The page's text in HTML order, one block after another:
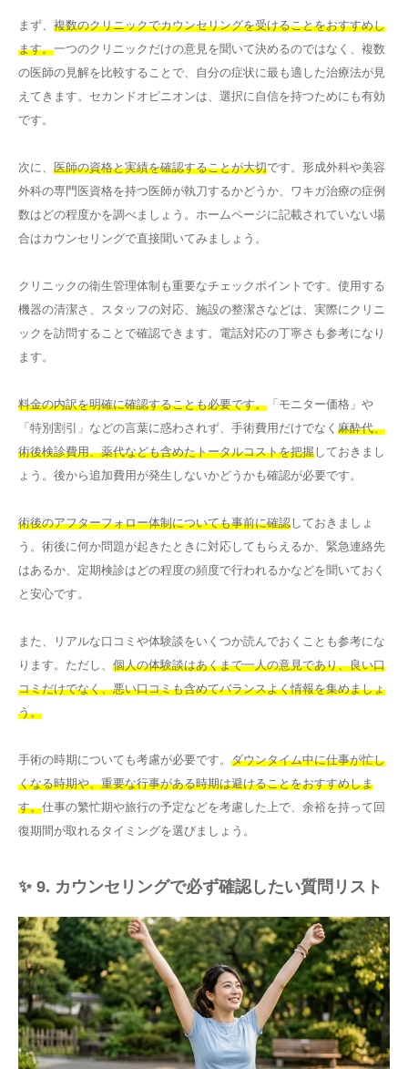
まず、 複数のクリニックでカウンセリングを受けることをおすすめし
ます。一つのクリニックだけの意見を聞いて決めるのではなく、複数
の医師の見解を比較することで、自分の症状に最も適した治療法が見
えてきます。セカンドオピニオンは、選択に自信を持つためにも有効
です。
次に、 医師の資格と実績を確認することが大切です。形成外科や美容
外科の専門医資格を持つ医師が執刀するかどうか、ワキガ治療の症例
数はどの程度かを調べましょう。ホームページに記載されていない場
合はカウンセリングで直接聞いてみましょう。
クリニックの衛生管理体制も重要なチェックポイントです。使用する
機器の清潔さ、スタッフの対応、施設の整潔さなどは、実際にクリニ
ックを訪問することで確認できます。電話対応の丁寧さも参考になり
ます。
料金の内訳を明確に確認することも必要です。 「モニター価格」や
「特別割引」などの言葉に惑わされず、手術費用だけでなく 麻酔代、
術後検診費用、薬代なども含めたトータルコストを把握 しておきまし
ょう。後から追加費用が発生しないかどうかも確認が必要です。
術後のアフターフォロー体制についても事前に確認 しておきましょ
う。術後に何か問題が起きたときに対応してもらえるか、緊急連絡先
はあるか、定期検診はどの程度の頻度で行われるかなどを聞いておく
と安心です。
また、リアルな口コミや体験談をいくつか読んでおくことも参考にな
ります。ただし、 個人の体験談はあくまで一人の意見であり、良い口
コミだけでなく、悪い口コミも含めてバランスよく情報を集めましょ
う。
手術の時期についても考慮が必要です。 ダウンタイム中に仕事が忙し
くなる時期や、重要な行事がある時期は避けることをおすすめしま
す。仕事の繁忙期や旅行の予定などを考慮した上で、余裕を持って回
復期間が取れるタイミングを選びましょう。
✨ 9. カウンセリングで必ず確認したい質問リスト